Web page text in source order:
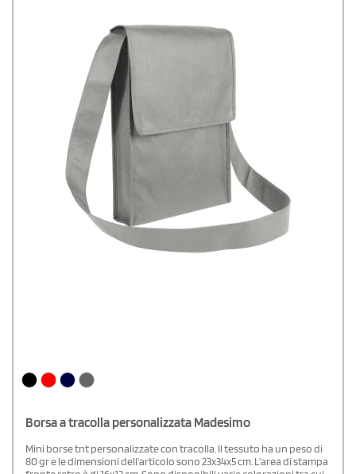
Borsa a tracolla personalizzata Madesimo
Mini borse tnt personalizzate con tracolla. Il tessuto ha un peso di
80 gr e le dimensioni dell'articolo sono 23x34x5 cm. L'area di stampa